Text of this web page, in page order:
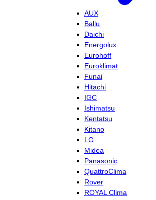
AUX
Ballu
Daichi
Energolux
Eurohoff
Euroklimat
Funai
Hitachi
IGC
Ishimatsu
Kentatsu
Kitano
LG
Midea
Panasonic
QuattroClima
Rover
ROYAL Clima